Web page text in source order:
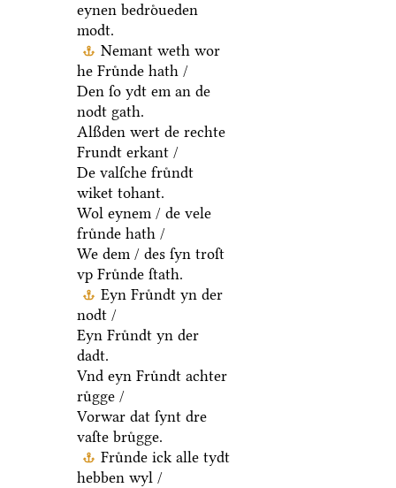
eynen bedroͤueden
modt.
Nemant weth wor
he Fruͤnde hath /
Den ſo ydt em an de
nodt gath.
Alßden wert de rechte
Frundt erkant /
De valſche fruͤndt
wiket tohant.
Wol eynem / de vele
fruͤnde hath /
We dem / des ſyn troſt
vp Fruͤnde ſtath.
Eyn Fruͤndt yn der
nodt /
Eyn Fruͤndt yn der
dadt.
Vnd eyn Fruͤndt achter
ruͤgge /
Vorwar dat ſynt dre
vaſte bruͤgge.
Fruͤnde ick alle tydt
hebben wyl /